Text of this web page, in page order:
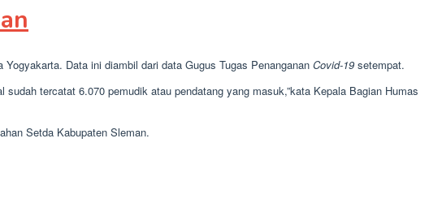
Yogyakarta. Data ini diambil dari data Gugus Tugas Penanganan Covid-19 setempat.
tercatat 6.070 pemudik atau pendatang yang masuk,”kata Kepala Bagian Humas
Setda Kabupaten Sleman.